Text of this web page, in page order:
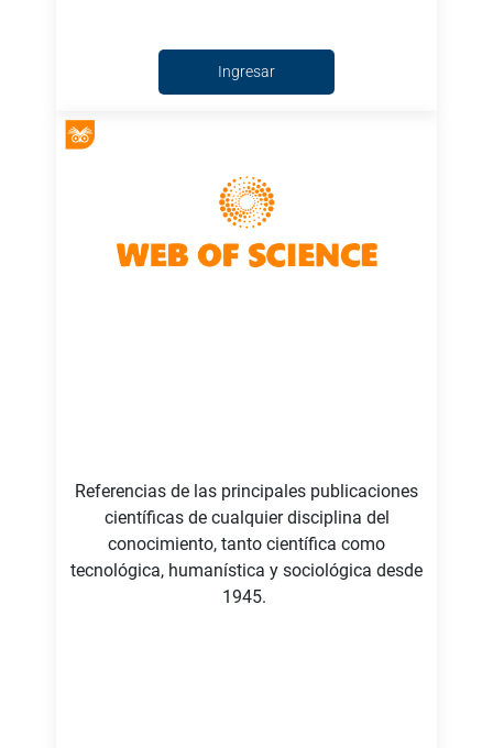
Ingresar
Referencias de las principales publicaciones
científicas de cualquier disciplina del
conocimiento, tanto científica como
tecnológica, humanística y sociológica desde
1945.